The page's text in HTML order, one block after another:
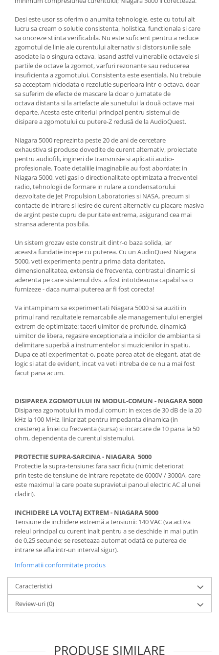
Desi este usor ss oferim o anumita tehnologie, este cu totul alt
lucru sa cream o solutie consistenta, holistica, functionala si care
sa onoreze stiinta verificabila. Nu este suficient pentru a reduce
zgomotul de linie ale curentului alternativ si distorsiunile sale
asociate la o singura octava, lasand astfel vulnerabile octavele si
partile de octave la zgomot, varfuri rezonante sau reducerea
insuficienta a zgomotului. Consistenta este esentiala. Nu trebuie
sa acceptam niciodata o rezolutie superioara intr-o octava, doar
sa suferim de efecte de mascare la doar o jumatate de
octava distanta si la artefacte ale sunetului la două octave mai
departe. Acesta este criteriul principal pentru sistemul de
disipare a zgomotului cu putere-Z redusă de la AudioQuest.
Niagara 5000 reprezinta peste 20 de ani de cercetare
exhaustiva si produse dovedite de curent alternativ, proiectate
pentru audiofili, ingineri de transmisie si aplicatii audio-
profesionale. Toate detaliile imaginabile au fost abordate: in
Niagara 5000, veti gasi o directionalitate optimizata a frecventei
radio, tehnologii de formare in rulare a condensatorului
dezvoltate de Jet Propulsion Laboratories si NASA, precum si
contacte de intrare si iesire de curent alternativ cu placare masiva
de argint peste cupru de puritate extrema, asigurand cea mai
stransa aderenta posibila.
Un sistem grozav este construit dintr-o baza solida, iar
aceasta fundatie incepe cu puterea. Cu un AudioQuest Niagara
5000, veti experimenta pentru prima data claritatea,
dimensionalitatea, extensia de frecventa, contrastul dinamic si
aderenta pe care sistemul dvs. a fost intotdeauna capabil sa o
furnizeze - daca numai puterea ar fi fost corecta!
Va intampinam sa experimentati Niagara 5000 si sa auziti in
primul rand rezultatele remarcabile ale managementului energiei
extrem de optimizate: taceri uimitor de profunde, dinamică
uimitor de libera, regasire exceptionala a indicilor de ambianta si
delimitare superbă a instrumentelor si muzicienilor in spatiu.
Dupa ce ati experimentat-o, poate parea atat de elegant, atat de
logic si atat de evident, incat va veti intreba de ce nu a mai fost
facut pana acum.
DISIPAREA ZGOMOTULUI IN MODUL-COMUN - NIAGARA 5000
Disiparea zgomotului in modul comun: in exces de 30 dB de la 20
kHz la 100 MHz, liniarizat pentru impedanta dinamica (in
crestere) a liniei cu frecventa (sursa) si incarcare de 10 pana la 50
ohm, dependenta de curentul sistemului.
PROTECTIE SUPRA-SARCINA - NIAGARA 5000
Protectie la supra-tensiune: fara sacrificiu (nimic deteriorat
prin teste de tensiune de intrare repetate de 6000V / 3000A, care
este maximul la care poate supravietui panoul electric AC al unei
cladiri).
INCHIDERE LA VOLTAJ EXTREM - NIAGARA 5000
Tensiune de inchidere extremă a tensiunii: 140 VAC (va activa
releul principal cu curent inalt pentru a se deschide in mai putin
de 0,25 secunde; se reseteaza automat odată ce puterea de
intrare se afla intr-un interval sigur).
Informatii conformitate produs
Caracteristici
Review-uri(0)
PRODUSE SIMILARE